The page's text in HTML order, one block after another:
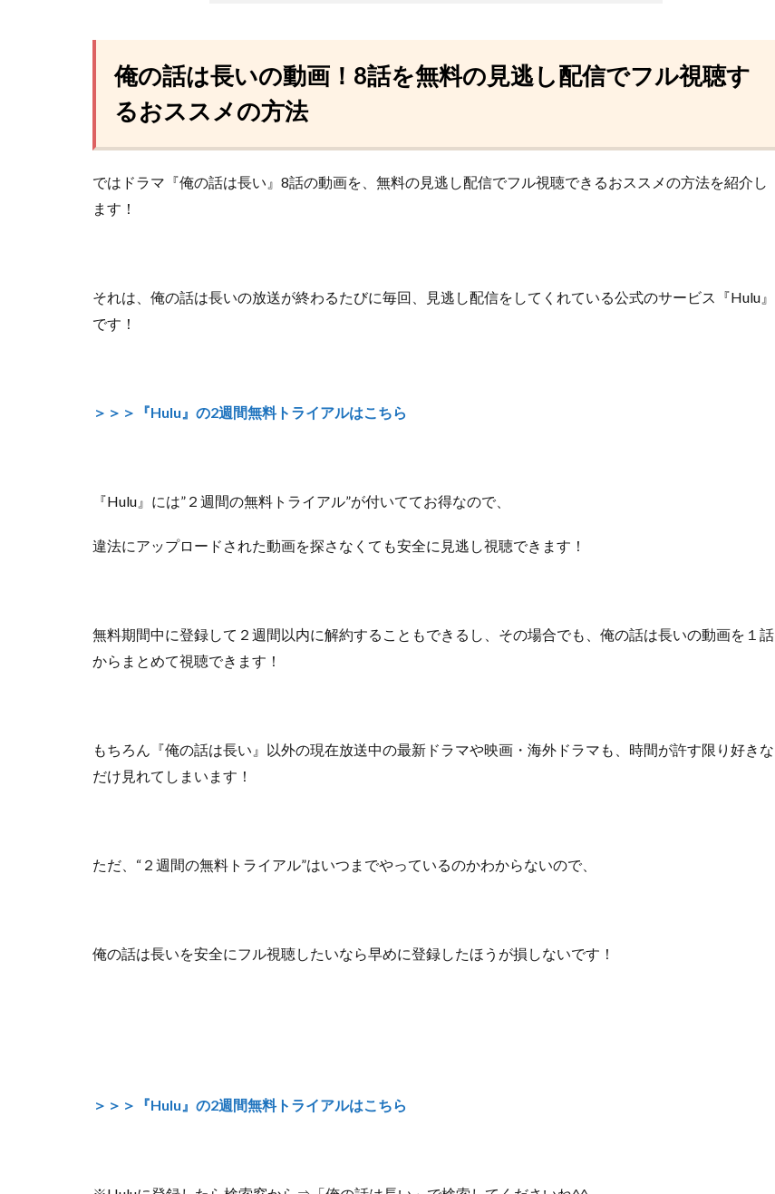
俺の話は長いの動画！8話を無料の見逃し配信でフル視聴す
るおススメの方法
ではドラマ『俺の話は長い』8話の動画を、無料の見逃し配信でフル視聴できるおススメの方法を紹介し
ます！
それは、俺の話は長いの放送が終わるたびに毎回、見逃し配信をしてくれている公式のサービス『Hulu』
です！
＞＞＞『Hulu』の2週間無料トライアルはこちら
『Hulu』には”２週間の無料トライアル”が付いててお得なので、
違法にアップロードされた動画を探さなくても安全に見逃し視聴できます！
無料期間中に登録して２週間以内に解約することもできるし、 その場合でも、俺の話は長いの動画を１話
からまとめて視聴できます！
もちろん『俺の話は長い』以外の現在放送中の最新ドラマや映画・海外ドラマも、 時間が許す限り好きな
だけ見れてしまいます！
ただ、 “２週間の無料トライアル”はいつまでやっているのかわからないので、
俺の話は長いを安全にフル視聴したいなら早めに登録したほうが損しないです！
＞＞＞『Hulu』の2週間無料トライアルはこちら